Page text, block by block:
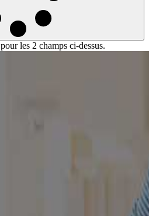
les 2 champs ci-dessus.